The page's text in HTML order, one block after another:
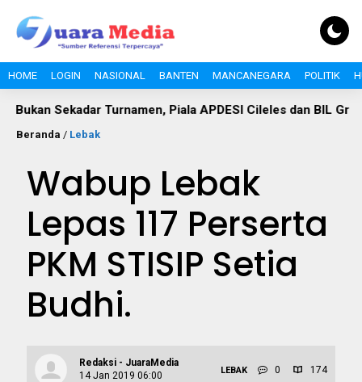
HOME LOGIN NASIONAL BANTEN MANCANEGARA POLITIK
Turnamen, Piala APDESI Cileles dan BIL Grup Jadi
Beranda / Lebak
Wabup Lebak
Lepas 117 Perserta
PKM STISIP Setia
Budhi.
Redaksi - JuaraMedia
14 Jan 2019 06:00
LEBAK 0 174